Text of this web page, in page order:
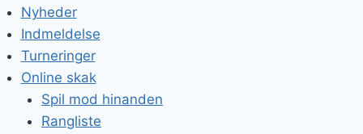
Nyheder
Indmeldelse
Turneringer
Online skak
Spil mod hinanden
Rangliste